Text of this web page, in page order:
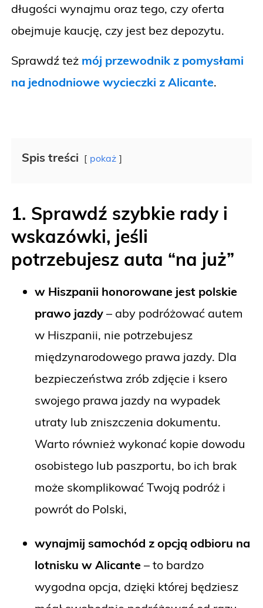
długości wynajmu oraz tego, czy oferta
obejmuje kaucję, czy jest bez depozytu.
Sprawdź też mój przewodnik z pomysłami
na jednodniowe wycieczki z Alicante.
Spis treści pokaż
1. Sprawdź szybkie rady i
wskazówki, jeśli
potrzebujesz auta “na już”
w Hiszpanii honorowane jest polskie
prawo jazdy – aby podróżować autem
w Hiszpanii, nie potrzebujesz
międzynarodowego prawa jazdy. Dla
bezpieczeństwa zrób zdjęcie i ksero
swojego prawa jazdy na wypadek
utraty lub zniszczenia dokumentu.
Warto również wykonać kopie dowodu
osobistego lub paszportu, bo ich brak
może skomplikować Twoją podróż i
powrót do Polski,
wynajmij samochód z opcją odbioru na
lotnisku w Alicante – to bardzo
wygodna opcja, dzięki której będziesz